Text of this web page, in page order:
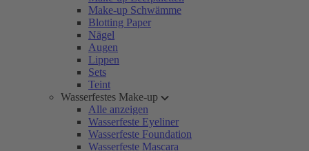
Make-up Schwämme
Blotting Paper
Nägel
Augen
Lippen
Sets
Teint
Wasserfestes Make-up
Alle anzeigen
Wasserfeste Eyeliner
Wasserfeste Foundation
Wasserfeste Mascara